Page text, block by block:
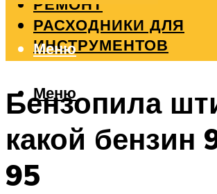
РЕМОНТ
РАСХОДНИКИ ДЛЯ
ИНСТРУМЕНТОВ
Меню
Меню
Бензопила
какой бензин
95